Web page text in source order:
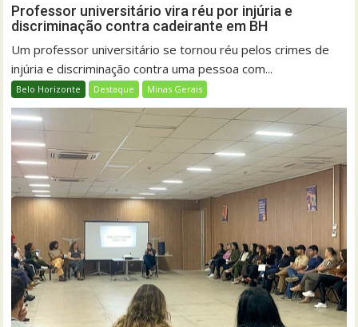
Professor universitário vira réu por injúria e
discriminação contra cadeirante em BH
Um professor universitário se tornou réu pelos crimes de
injúria e discriminação contra uma pessoa com...
Belo Horizonte Destaque Minas Gerais